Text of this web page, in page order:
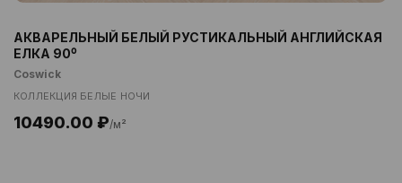
АКВАРЕЛЬНЫЙ БЕЛЫЙ РУСТИКАЛЬНЫЙ АНГЛИЙСКАЯ
ЕЛКА 90⁰
Coswick
КОЛЛЕКЦИЯ БЕЛЫЕ НОЧИ
10490.00 ₽/м²